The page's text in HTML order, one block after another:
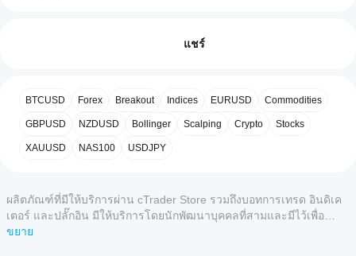
รีวิวจากลูกค้า
สำหรับ
ตภัณฑ์
นี้ หาก
คยลอง
หลังจาก
เพิ่มอินส
เพื่อเริ่ม
สำหรับ
การ
วิเคราะห์
ทาง
แอป
cTrader
ที่รอง
เตอร์
จาก
Store?
แชร์
BTCUSD Forex Breakout Indices EURUSD Commodities
GBPUSD NZDUSD Bollinger Scalping Crypto Stocks
XAUUSD NAS100 USDJPY
ผลิตภัณฑ์ที่มีให้บริการผ่าน cTrader Store รวมถึงบอทการเทรด อินดิเค
เตอร์ และปลั๊กอิน มีให้บริการโดยนักพัฒนาบุคคลที่สามและมีไว้เพื่อ
วัตถุประสงค์ในการเข้าถึงข้อมูลและทางเทคนิคเท่านั้น cTrader Store
ขยาย